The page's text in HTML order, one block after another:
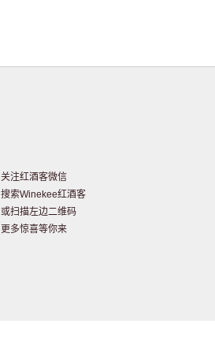
关注红酒客微信
搜索Winekee红酒客
或扫描左边二维码
更多惊喜等你来